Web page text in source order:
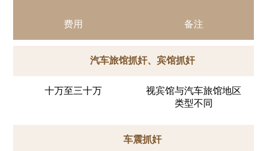
费用 备注
汽车旅馆抓奸、宾馆抓奸
十万至三十万
视宾馆与汽车旅馆地区
类型不同
车震抓奸